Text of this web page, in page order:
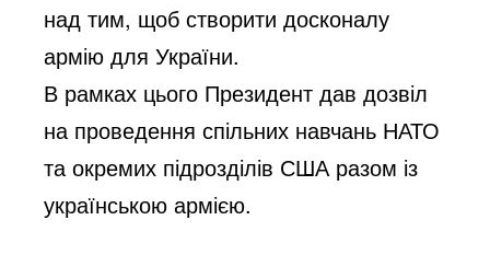
над тим, щоб створити досконалу
армію для України.
В рамках цього Президент дав дозвіл
на проведення спільних навчань НАТО
та окремих підрозділів США разом із
українською армією.